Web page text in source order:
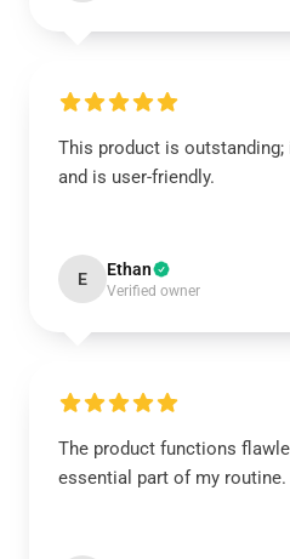
This product is
and is user-friendly.
E Ethan
Verified owner
The product functions
essential part of my routine.